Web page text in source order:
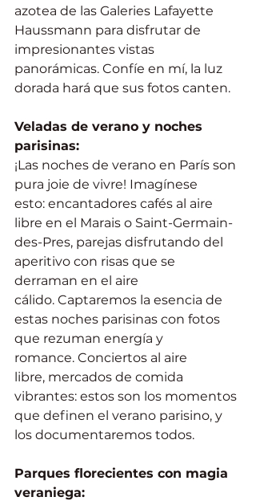
azotea de las Galeries Lafayette
Haussmann para disfrutar de
impresionantes vistas
panorámicas. Confíe en mí, la luz
dorada hará que sus fotos canten.
Veladas de verano y noches
parisinas:
¡Las noches de verano en París son
pura joie de vivre! Imagínese
esto: encantadores cafés al aire
libre en el Marais o Saint-Germain-
des-Pres, parejas disfrutando del
aperitivo con risas que se
derraman en el aire
cálido. Captaremos la esencia de
estas noches parisinas con fotos
que rezuman energía y
romance. Conciertos al aire
libre, mercados de comida
vibrantes: estos son los momentos
que definen el verano parisino, y
los documentaremos todos.
Parques florecientes con magia
veraniega: